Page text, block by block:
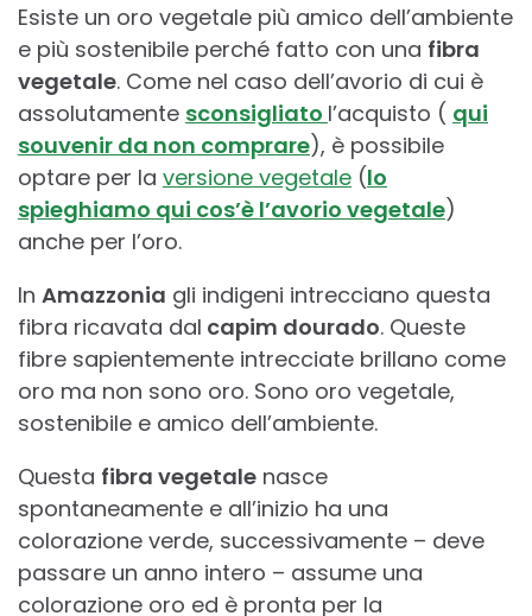
Esiste un oro vegetale più amico dell’ambiente
e più sostenibile perché fatto con una fibra
vegetale. Come nel caso dell’avorio di cui è
assolutamente sconsigliato l’acquisto ( qui
souvenir da non comprare), è possibile
optare per la versione vegetale (lo
spieghiamo qui cos’è l’avorio vegetale)
anche per l’oro.
In Amazzonia gli indigeni intrecciano questa
fibra ricavata dal capim dourado. Queste
fibre sapientemente intrecciate brillano come
oro ma non sono oro. Sono oro vegetale,
sostenibile e amico dell’ambiente.
Questa fibra vegetale nasce
spontaneamente e all’inizio ha una
colorazione verde, successivamente – deve
passare un anno intero – assume una
colorazione oro ed è pronta per la